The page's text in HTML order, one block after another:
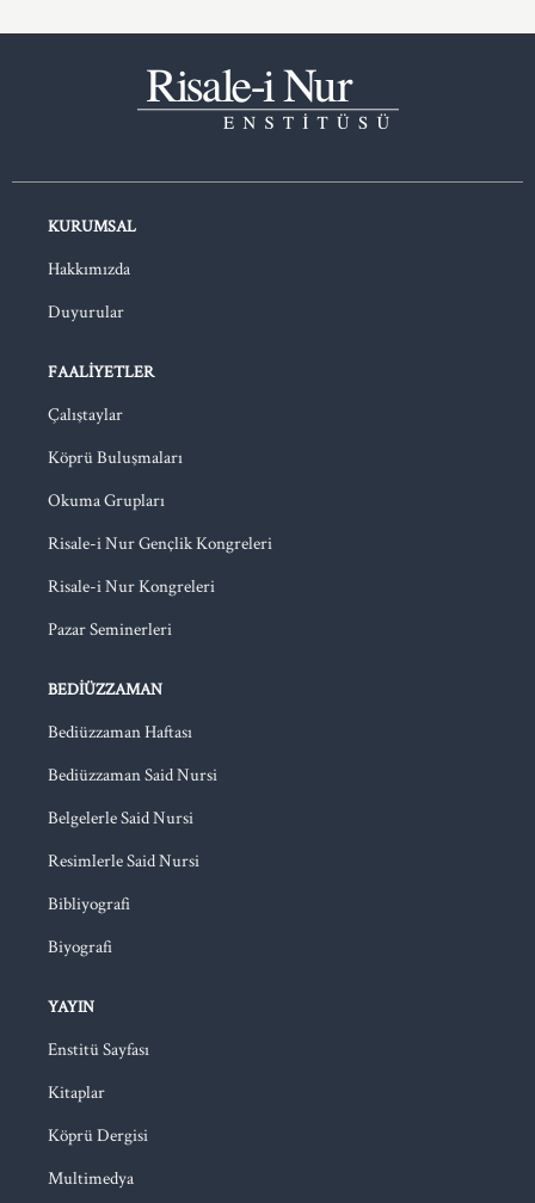
KURUMSAL
Hakkımızda
Duyurular
FAALIYETLER
Çalıştaylar
Köprü Buluşmaları
Okuma Grupları
Risale-i Nur Gençlik Kongreleri
Risale-i Nur Kongreleri
Pazar Seminerleri
BEDIÜZZAMAN
Bediüzzaman Haftası
Bediüzzaman Said Nursi
Belgelerle Said Nursi
Resimlerle Said Nursi
Bibliyografi
Biyografi
YAYIN
Enstitü Sayfası
Kitaplar
Köprü Dergisi
Multimedya